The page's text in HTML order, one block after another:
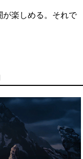
が楽しめる。それで